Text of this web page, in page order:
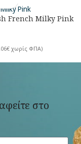
French Milky Pink
€ χωρίς ΦΠΑ)
στο